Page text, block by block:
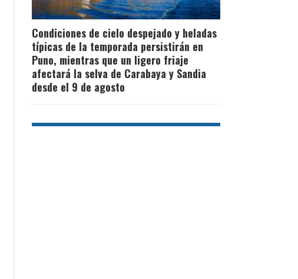
Condiciones de cielo despejado y heladas
típicas de la temporada persistirán en
Puno, mientras que un ligero friaje
afectará la selva de Carabaya y Sandia
desde el 9 de agosto